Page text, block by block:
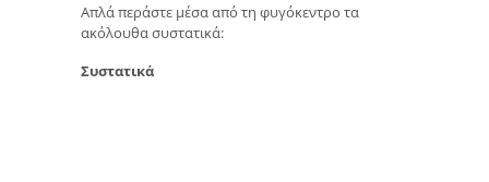
Απλά περάστε μέσα από τη φυγόκεντρο τα
ακόλουθα συστατικά:
Συστατικά